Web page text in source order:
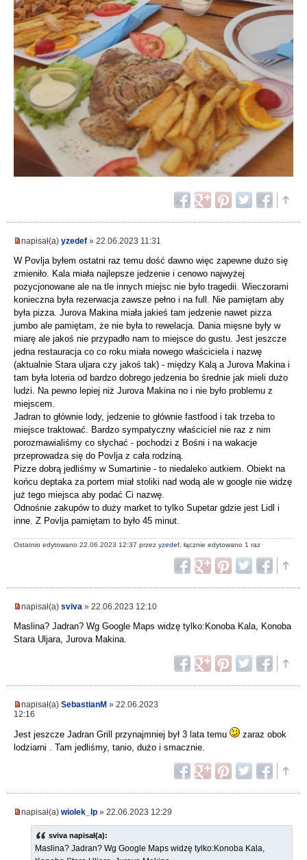
napisał(a) yzedef » 22.06.2023 11:31
W Povlja byłem ostatni raz temu dość dawno więc zapewne dużo się
zmieniło. Kala miała najlepsze jedzenie i cenowo najwyżej
pozycjonowane ale na tle innych miejsc nie było tragedii. Wieczorami
konieczna była rezerwacja zawsze pełno i na full. Nie pamiętam aby
była pizza. Jurova Makina miała jakieś tam jedzenie nawet pizza
jumbo ale pamiętam, że nie była to rewelacja. Dania mięsne były w
miarę ale jakoś nie przypadło nam to miejsce do gustu. Jest jeszcze
jedna restauracja co co roku miała nowego właściciela i nazwę
(aktualnie Stara uljara czy jakoś tak) - między Kalą a Jurova Makina i
tam była loteria od bardzo dobrego jedzenia bo średnie jak mieli dużo
ludzi. Na pewno lepiej niż Jurova Makina no i nie było problemu z
miejscem.
Jadran to głównie lody, jedzenie to głównie fastfood i tak trzeba to
miejsce traktować. Bardzo sympatyczny właściciel nie raz z nim
porozmawialiśmy co słychać - pochodzi z Bośni i na wakacje
przeprowadza się do Povlja z cała rodziną.
Pizze dobrą jedliśmy w Sumartinie - to niedaleko autkiem. Obiekt na
końcu deptaka za portem miał stoliki nad wodą ale w google nie widzę
już tego miejsca aby podać Ci nazwę.
Odnośnie zakupów to duży market to tylko Supetar gdzie jest Lidl i
inne. Z Povlja pamiętam to było 45 minut.
Ostatnio edytowano 22.06.2023 12:37 przez yzedef, łącznie edytowano 1 raz
napisał(a) sviva » 22.06.2023 12:10
Maslina? Jadran? Wg Google Maps widzę tylko:Konoba Kala, Konoba
Stara Uljara, Jurova Makina.
napisał(a) SebastianM » 22.06.2023
12:16
Jest jeszcze Jadran Grill przynajmniej był 3 lata temu
zaraz obok
lodziarni . Tam jedliśmy, tanio, dużo i smacznie.
napisał(a) wiolek_lp » 22.06.2023 12:29
sviva napisał(a):
Maslina? Jadran? Wg Google Maps widzę tylko:Konoba Kala,